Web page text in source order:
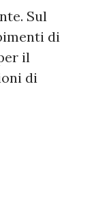
Sul
di
il
di